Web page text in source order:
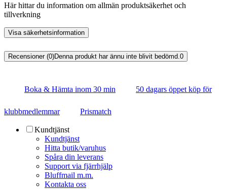
Här hittar du information om allmän produktsäkerhet och
tillverkning
Visa säkerhetsinformation
Recensioner (0)Denna produkt har ännu inte blivit bedömd. 0
Boka & Hämta inom 30 min 50 dagars öppet köp för
klubbmedlemmar Prismatch
Kundtjänst
Kundtjänst
Hitta butik/varuhus
Spåra din leverans
Support via fjärrhjälp
Bluffmail m.m.
Kontakta oss